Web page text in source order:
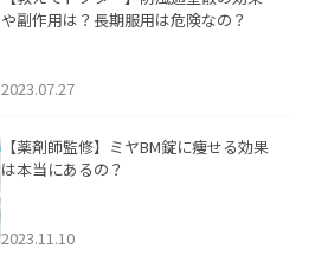
や副作用は？長期服用は危険なの？
2023.07.27
【薬剤師監修】ミヤBM錠に痩せる効果
は本当にあるの？
2023.11.10